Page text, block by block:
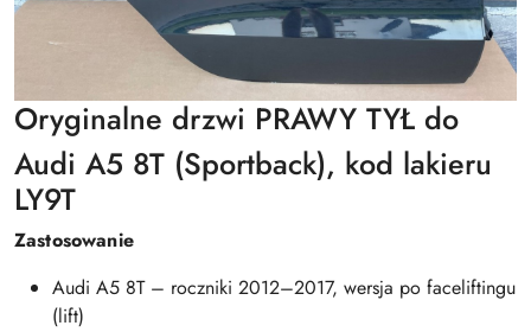
Oryginalne drzwi PRAWY TYŁ do
Audi A5 8T (Sportback), kod lakieru
LY9T
Zastosowanie
Audi A5 8T – roczniki 2012–2017, wersja po faceliftingu
(lift)